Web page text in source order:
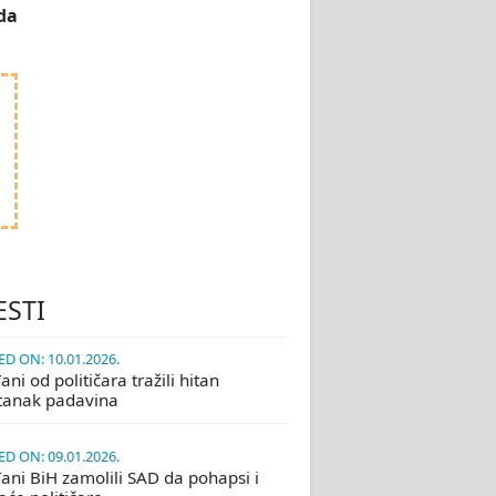
ON: 10.01.2026.
od političara tražili hitan
padavina
ON: 09.01.2026.
BiH zamolili SAD da pohapsi i